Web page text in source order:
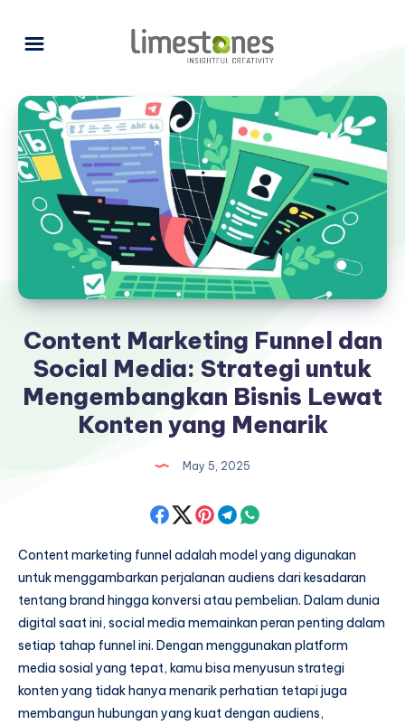
Content Marketing Funnel dan
Social Media: Strategi untuk
Mengembangkan Bisnis Lewat
Konten yang Menarik
May 5, 2025
Share
on
Facebook
Share
on
Twitter
Share
on
Pinterest
Share
on
Telegram
on
Whatsapp
Content marketing funnel adalah model yang digunakan
untuk menggambarkan perjalanan audiens dari kesadaran
tentang brand hingga konversi atau pembelian. Dalam dunia
digital saat ini, social media memainkan peran penting dalam
setiap tahap funnel ini. Dengan menggunakan platform
media sosial yang tepat, kamu bisa menyusun strategi
konten yang tidak hanya menarik perhatian tetapi juga
membangun hubungan yang kuat dengan audiens,